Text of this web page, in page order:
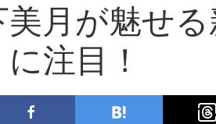
月が魅せ
注目！